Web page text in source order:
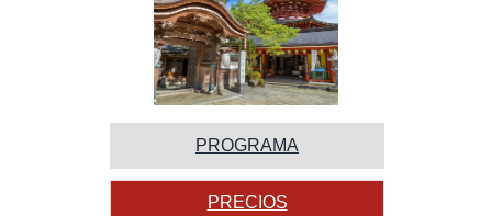
PROGRAMA
PRECIOS